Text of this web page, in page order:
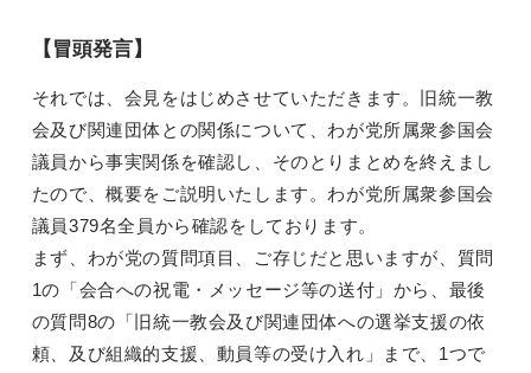
【冒頭発言】
それでは、会見をはじめさせていただきます。旧統一教
会及び関連団体との関係について、わが党所属衆参国会
議員から事実関係を確認し、そのとりまとめを終えまし
たので、概要をご説明いたします。わが党所属衆参国会
議員379名全員から確認をしております。
まず、わが党の質問項目、ご存じだと思いますが、質問
1の「会合への祝電・メッセージ等の送付」から、最後
の質問8の「旧統一教会及び関連団体への選挙支援の依
頼、及び組織的支援、動員等の受け入れ」まで、1つで